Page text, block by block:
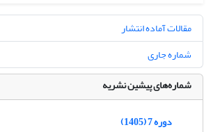
مقالات آماده انتشار
شماره جاری
شماره‌های پیشین نشریه
دوره 7 (1405)